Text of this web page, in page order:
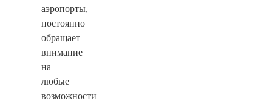
аэропорты,
постоянно
обращает
внимание
на
любые
возможности